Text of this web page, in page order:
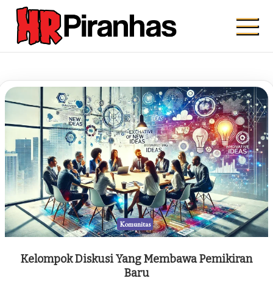
content
Hrpiranhas.com
Kuat, Cepat, Bersama
Komunitas
Kelompok Diskusi Yang Membawa Pemikiran
Baru